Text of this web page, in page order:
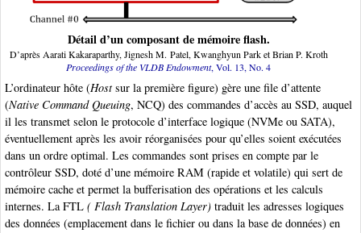
Détail d’un composant de mémoire flash.
D’après Aarati Kakaraparthy, Jignesh M. Patel, Kwanghyun Park et Brian P. Kroth
Proceedings of the VLDB Endowment, Vol. 13, No. 4
L’ordinateur hôte (Hostsur la première figure) gère une file d’attente
(Native Command Queuing, NCQ) des commandes d’accès au SSD, auquel
il les transmet selon le protocole d’interface logique (NVMe ou SATA),
éventuellement après les avoir réorganisées pour qu’elles soient exécutées
dans un ordre optimal. Les commandes sont prises en compte par le
contrôleur SSD, doté d’une mémoire RAM (rapide et volatile) qui sert de
mémoire cache et permet la bufferisation des opérations et les calculs
internes. La FTL ( Flash Translation Layer) traduit les adresses logiques
des données (emplacement dans le fichier ou dans la base de données) en